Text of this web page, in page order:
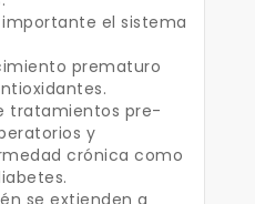
el sistema
prematuro
tratamientos pre-
y
crónica como